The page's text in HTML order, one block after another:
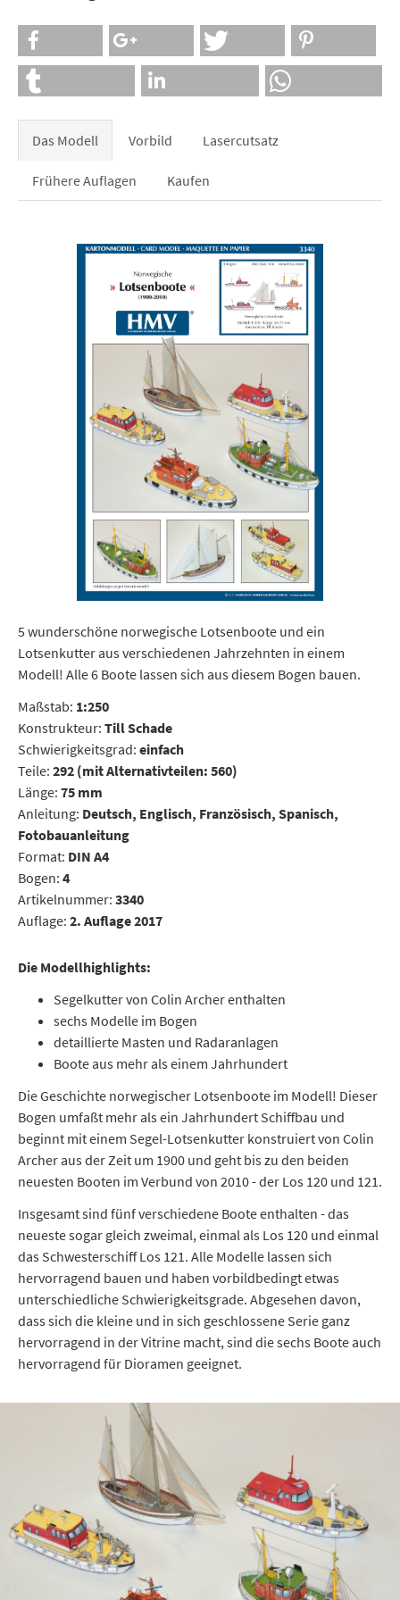
Das Modell Vorbild Lasercutsatz
Frühere Auflagen Kaufen
5 wunderschöne norwegische Lotsenboote und ein
Lotsenkutter aus verschiedenen Jahrzehnten in einem
Modell! Alle 6 Boote lassen sich aus diesem Bogen bauen.
Maßstab: 1:250
Konstrukteur: Till Schade
Schwierigkeitsgrad: einfach
Teile: 292 (mit Alternativteilen: 560)
Länge: 75 mm
Anleitung: Deutsch, Englisch, Französisch, Spanisch,
Fotobauanleitung
Format: DIN A4
Bogen: 4
Artikelnummer: 3340
Auflage: 2. Auflage 2017
Die Modellhighlights:
Segelkutter von Colin Archer enthalten
sechs Modelle im Bogen
detaillierte Masten und Radaranlagen
Boote aus mehr als einem Jahrhundert
Die Geschichte norwegischer Lotsenboote im Modell! Dieser
Bogen umfaßt mehr als ein Jahrhundert Schiffbau und
beginnt mit einem Segel-Lotsenkutter konstruiert von Colin
Archer aus der Zeit um 1900 und geht bis zu den beiden
neuesten Booten im Verbund von 2010 - der Los 120 und 121.
Insgesamt sind fünf verschiedene Boote enthalten - das
neueste sogar gleich zweimal, einmal als Los 120 und einmal
das Schwesterschiff Los 121. Alle Modelle lassen sich
hervorragend bauen und haben vorbildbedingt etwas
unterschiedliche Schwierigkeitsgrade. Abgesehen davon,
dass sich die kleine und in sich geschlossene Serie ganz
hervorragend in der Vitrine macht, sind die sechs Boote auch
hervorragend für Dioramen geeignet.